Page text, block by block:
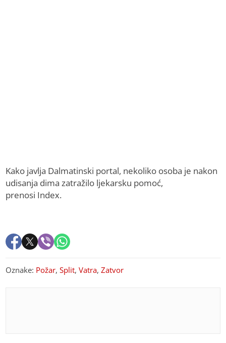
Kako javlja Dalmatinski portal, nekoliko osoba je nakon
udisanja dima zatražilo ljekarsku pomoć,
prenosi Index.
Oznake: Požar,Split,Vatra,Zatvor